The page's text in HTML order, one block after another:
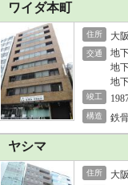
ワイダ本町
住所 大
交通
地
地
地
竣工
構造 鉄
ヤシマ
住所 大